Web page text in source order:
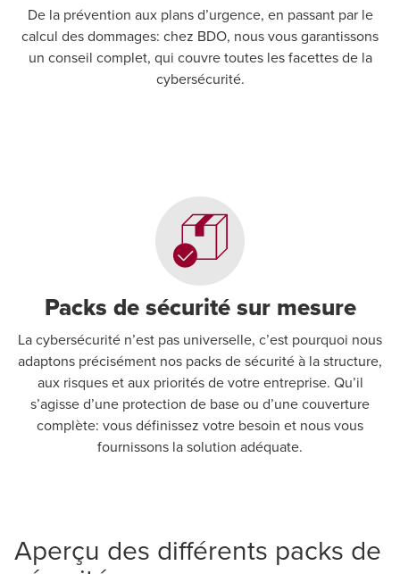
De la prévention aux plans d’urgence, en passant par le
calcul des dommages: chez BDO, nous vous garantissons
un conseil complet, qui couvre toutes les facettes de la
cybersécurité.
Packs de sécurité sur mesure
La cybersécurité n’est pas universelle, c’est pourquoi nous
adaptons précisément nos packs de sécurité à la structure,
aux risques et aux priorités de votre entreprise. Qu’il
s’agisse d’une protection de base ou d’une couverture
complète: vous définissez votre besoin et nous vous
fournissons la solution adéquate.
Aperçu des différents packs de